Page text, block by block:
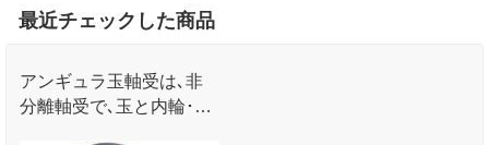
最近チェックした商品
アンギュラ玉軸受は､非
分離軸受で､玉と内輪･外